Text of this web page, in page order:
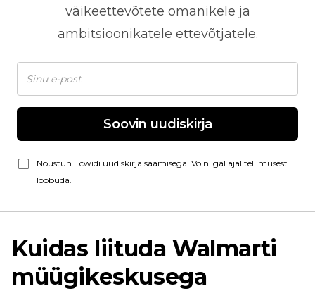
väikeettevõtete omanikele ja
ambitsioonikatele ettevõtjatele.
Soovin uudiskirja
Nõustun Ecwidi uudiskirja saamisega. Võin igal ajal tellimusest
loobuda.
Kuidas liituda Walmarti
müügikeskusega